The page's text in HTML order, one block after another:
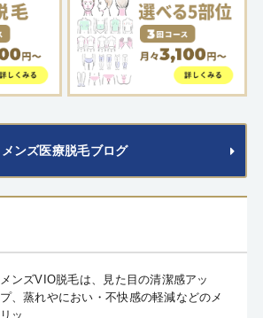
メンズ医療脱毛ブログ
メンズVIO脱毛は、見た目の清潔感アッ
プ、蒸れやにおい・不快感の軽減などのメ
リッ...